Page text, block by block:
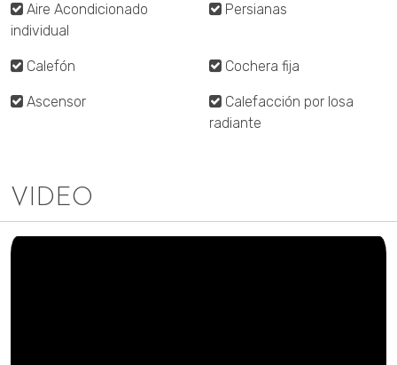
Aire Acondicionado
individual
Persianas
Calefón Cochera fija
Ascensor
Calefacción por losa
radiante
VIDEO